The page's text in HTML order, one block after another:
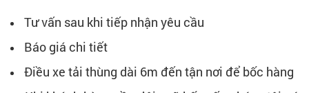
Tư vấn sau khi tiếp nhận yêu cầu
Báo giá chi tiết
Điều xe tải thùng dài 6m đến tận nơi để bốc hàng